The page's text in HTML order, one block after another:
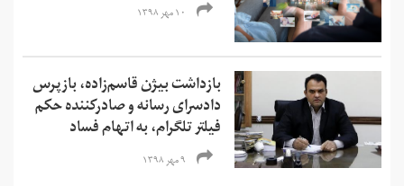
۱۰ مهر ۱۳۹۸
بازداشت بیژن قاسم‌زاده، بازپرس
دادسرای رسانه و صادرکننده حکم
فیلتر تلگرام، به اتهام فساد
۹ مهر ۱۳۹۸